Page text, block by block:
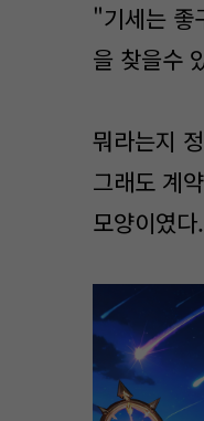
"기세는
을 찾을수
뭐라는지
그래도 계
모양이였다.